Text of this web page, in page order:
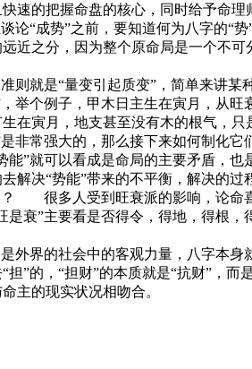
速的把握命盘的核心，同时给予命
“成势”之前，要知道何为八字的“势
近之分，因为整个原命局是一个不
就是“量变引起质变”，简单来讲某
举个例子，甲木日主生在寅月，从
寅月，地支甚至没有木的根气，只
非常强大的，那么接下来如何制化它
”就可以看成是命局的主要矛盾，也
解决“势能”带来的不平衡，解决的过
？ 很多人受到旺衰派的影响，论命
是衰”主要看是否得令，得地，得根
界的社会中的客观力量，八字本身
担”的，“担财”的本质就是“抗财”，
主的现实状况相吻合。